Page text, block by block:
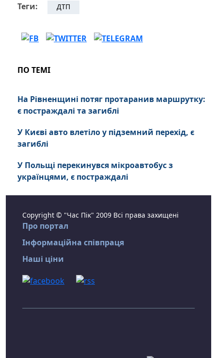
Теги: ДТП
ПО ТЕМІ
На Рівненщині потяг протаранив маршрутку:
є постраждалі та загиблі
У Києві авто влетіло у підземний перехід, є
загиблі
У Польщі перекинувся мікроавтобус з
українцями, є постраждалі
Copyright © "Час Пік" 2009 Всі права захищені
Про портал
Інформаційна співпраця
Наші ціни